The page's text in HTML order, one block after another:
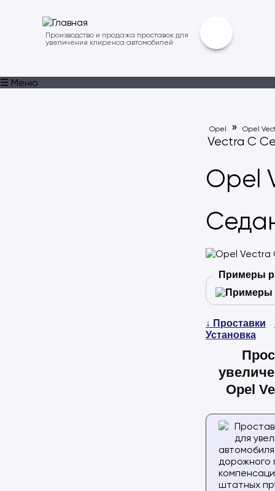
Производство и продажа проставок для
увеличения клиренса автомобилей
☰ Меню
Opel » Opel
Vectra C
Opel
Примеры
↓ Проставки
Установка
Opel
для
дорожного
штатных